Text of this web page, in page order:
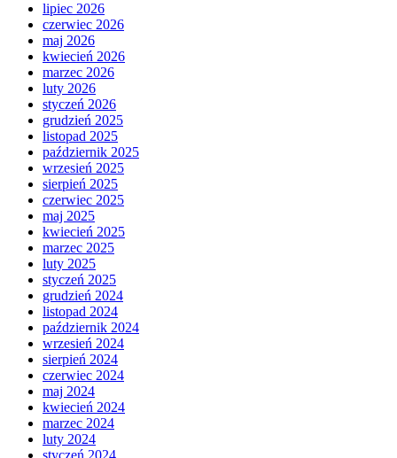
lipiec 2026
czerwiec 2026
maj 2026
kwiecień 2026
marzec 2026
luty 2026
styczeń 2026
grudzień 2025
listopad 2025
październik 2025
wrzesień 2025
sierpień 2025
czerwiec 2025
maj 2025
kwiecień 2025
marzec 2025
luty 2025
styczeń 2025
grudzień 2024
listopad 2024
październik 2024
wrzesień 2024
sierpień 2024
czerwiec 2024
maj 2024
kwiecień 2024
marzec 2024
luty 2024